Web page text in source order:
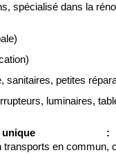
spécialisé dans la
sanitaires, petites
luminaires,
:
en